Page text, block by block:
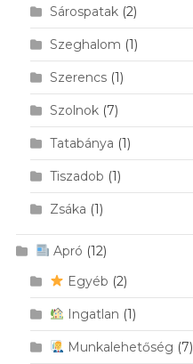
Sárospatak(2)
Szeghalom (1)
Szerencs(1)
Szolnok(7)
Tatabánya (1)
Tiszadob (1)
Zsáka (1)
Apró (12)
Egyéb (2)
Ingatlan (1)
Munkalehetőség (7)